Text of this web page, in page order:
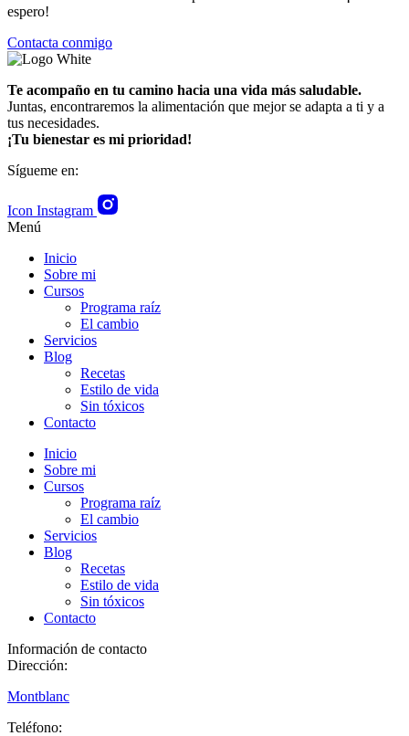
espero!
Contacta conmigo
Te acompaño en tu camino hacia una vida más saludable.
Juntas, encontraremos la alimentación que mejor se adapta a ti y a
tus necesidades.
¡Tu bienestar es mi prioridad!
Sígueme en:
Icon Instagram
Menú
Inicio
Sobre mi
Cursos
Programa raíz
El cambio
Servicios
Blog
Recetas
Estilo de vida
Sin tóxicos
Contacto
Inicio
Sobre mi
Cursos
Programa raíz
El cambio
Servicios
Blog
Recetas
Estilo de vida
Sin tóxicos
Contacto
Información de contacto
Dirección:
Montblanc
Teléfono: